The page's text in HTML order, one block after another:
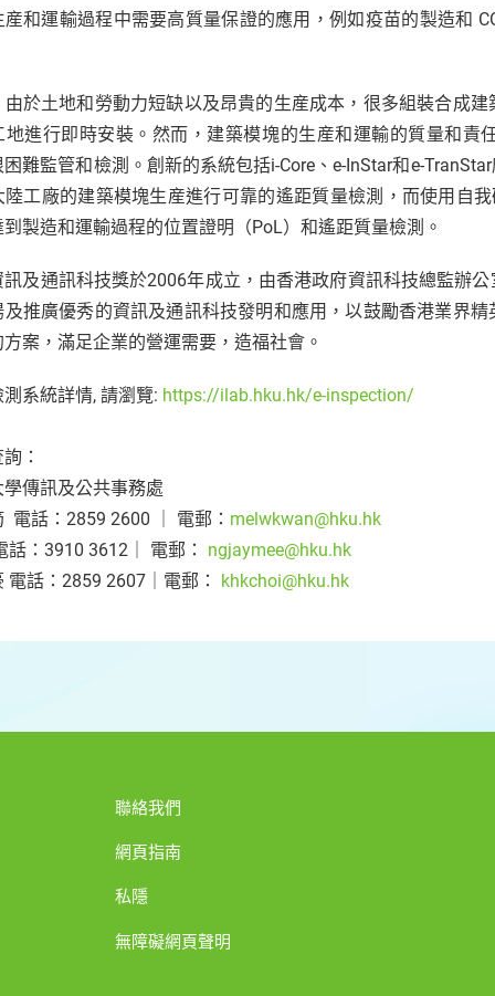
産和運輸過程中需要高質量保證的應用，例如疫苗的製造和
由於土地和勞動力短缺以及昂貴的生産成本，很多組裝合成
地進行即時安裝。然而，建築模塊的生産和運輸的質量和責
難監管和檢測。創新的系統包括i-Core、e-InStar和e-
陸工廠的建築模塊生産進行可靠的遙距質量檢測，而使用自
製造和運輸過程的位置證明（PoL）和遙距質量檢測。
訊及通訊科技獎於2006年成立，由香港政府資訊科技總監辦
及推廣優秀的資訊及通訊科技發明和應用，以鼓勵香港業界
案，滿足企業的營運需要，造福社會。
系統詳情, 請瀏覽: https://ilab.hku.hk/e-inspection/
：
傳訊及公共事務處
電話：2859 2600 ｜ 電郵： melwkwan@hku.hk
話：3910 3612｜ 電郵： ngjaymee@hku.hk
電話：2859 2607｜電郵： khkchoi@hku.hk
聯絡我們
網頁指南
私隱
無障礙網頁聲明